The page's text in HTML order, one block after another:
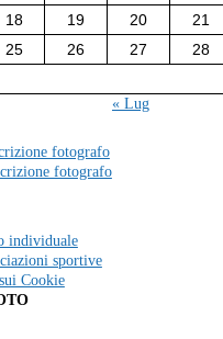
18 19 20 21
25 26 27 28
« Lug
fotografo
fotografo
individuale
sportive
Cookie